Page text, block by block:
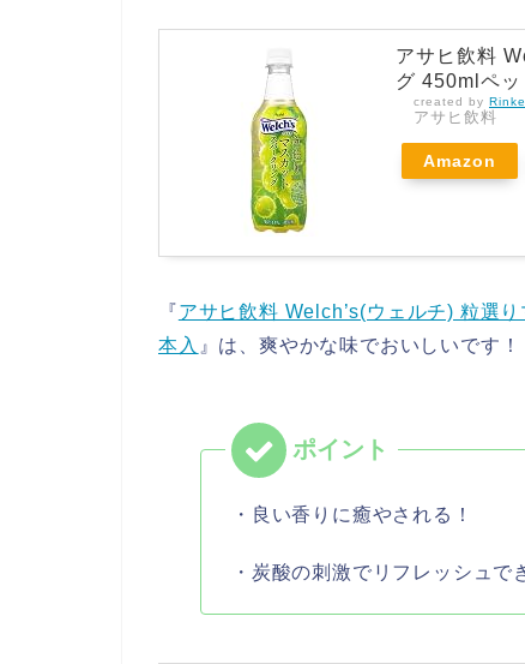
アサヒ飲料
グ 450mlペッ
created by
アサヒ飲料
Amazon
『アサヒ飲料 Welch’s(ウェルチ) 粒選
本入 』は、爽やかな味でおいしいです！
・良い香りに癒やされる！
・炭酸の刺激でリフレッシュで